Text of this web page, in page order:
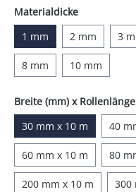
Materialdickeauswählen
1 mm
2 mm 3
8 mm 10 mm
Breite (mm) x
30 mm x 10 m
40
60 mm x 10 m 80
200 mm x 10 m 300